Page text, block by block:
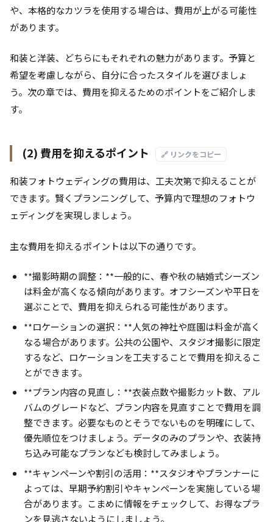
や、本格的なカツラを使用する場合は、費用が上がる可能性
があります。
和装と洋装、どちらにもそれぞれの魅力があります。予算と
希望を考慮しながら、自分に合ったスタイルを選びましょ
う。次の章では、費用を抑えるためのポイントをご紹介しま
す。
(2) 費用を抑えるポイント 🔗 リンクをコピー
和装フォトウェディングの費用は、工夫次第で抑えることが
できます。賢くプランニングして、予算内で理想のフォトウ
ェディングを実現しましょう。
主な費用を抑えるポイントは以下の通りです。
**撮影時期の調整：**一般的に、春や秋の結婚式シーズン
は料金が高くなる傾向があります。オフシーズンや平日を
選ぶことで、費用を抑えられる可能性があります。
**ロケーションの選択：**人気の神社や庭園は料金が高く
なる場合があります。公共の公園や、スタジオ撮影に限定
するなど、ロケーションを工夫することで費用を抑えるこ
とができます。
**プラン内容の見直し：**衣装点数や撮影カット数、アル
バムのグレードなど、プラン内容を見直すことで費用を調
整できます。必要なものとそうでないものを明確にして、
優先順位をつけましょう。データのみのプランや、衣装持
ち込み可能なプランなども検討してみましょう。
**キャンペーンや割引の活用：**スタジオやプランナーに
よっては、早期予約割引やキャンペーンを実施している場
合があります。こまめに情報をチェックして、お得なプラ
ンを見逃さないようにしましょう。